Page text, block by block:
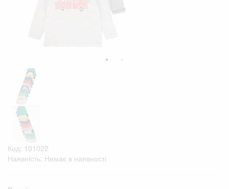
Код: 101022
Наявність: Немає в наявності